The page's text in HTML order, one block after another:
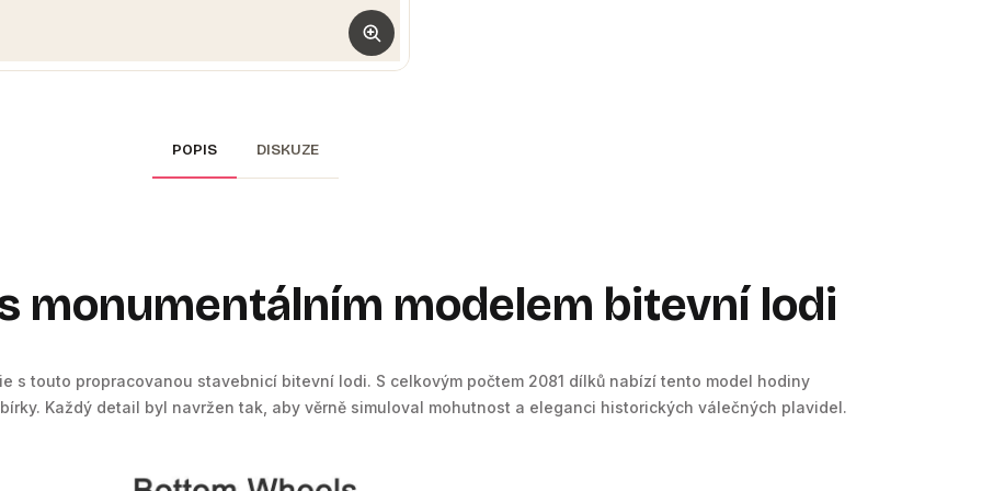
POPIS DISKUZE
monumentálním modelem bitevní lodi
s touto propracovanou stavebnicí bitevní lodi. S celkovým počtem 2081 dílků nabízí tento model hodiny
Každý detail byl navržen tak, aby věrně simuloval mohutnost a eleganci historických válečných plavidel.